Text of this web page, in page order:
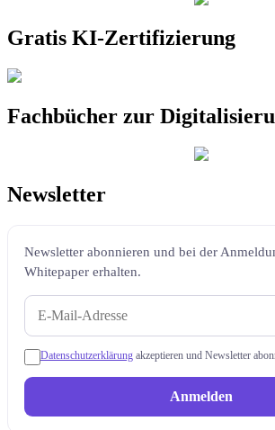
Gratis KI-Zertifizierung
Fachbücher zur
Newsletter
Newsletter abonnieren und bei der
Whitepaper erhalten.
Datenschutzerklärung akzeptieren und Newsletter
Anmelden